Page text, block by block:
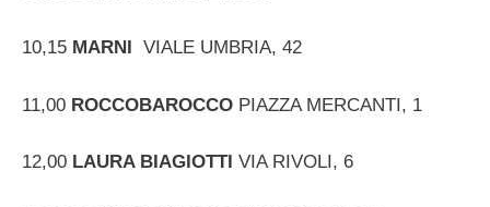
10,15 MARNI VIALE UMBRIA, 42
11,00 ROCCOBAROCCO PIAZZA MERCANTI, 1
12,00 LAURA BIAGIOTTI VIA RIVOLI, 6